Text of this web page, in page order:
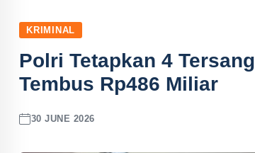
KRIMINAL
Polri Tetapkan 4
Tembus Rp486 Miliar
30 JUNE 2026